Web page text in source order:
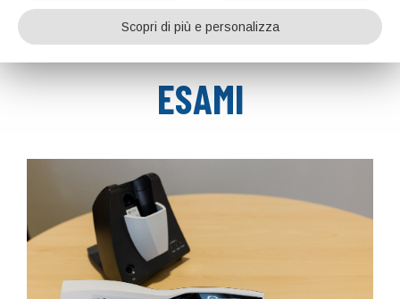
ESAMI
Scopri di più e personalizza